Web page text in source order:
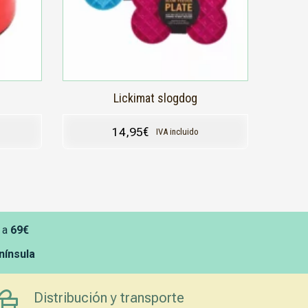
Lickimat slogdog
14,95€ IVA incluido
pueden
de
69€
Distribución y transporte